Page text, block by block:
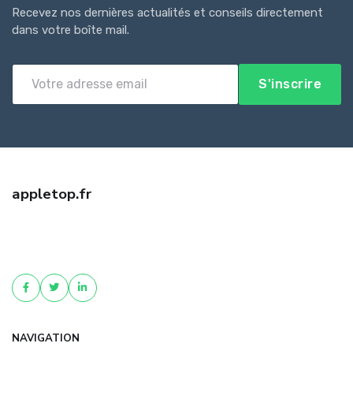
Recevez nos dernières actualités et conseils directement
dans votre boîte mail.
S'inscrire
appletop.fr
NAVIGATION